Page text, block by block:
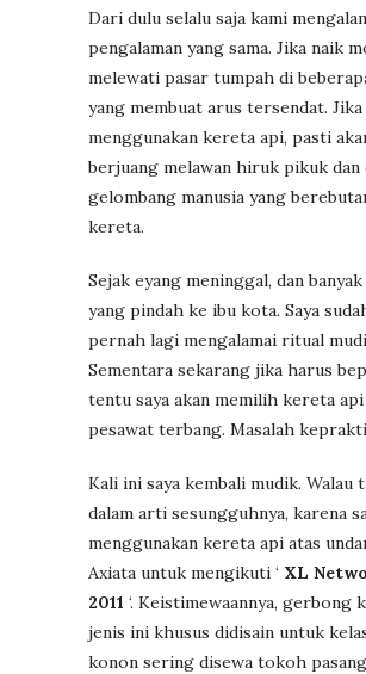
Dari dulu selalu saja kami
pengalaman yang sama. Jika naik
melewati pasar tumpah di
yang membuat arus tersendat. Jika
menggunakan kereta api, pasti
berjuang melawan hiruk pikuk dan
gelombang manusia yang
kereta.
Sejak eyang meninggal, dan
yang pindah ke ibu kota. Saya
pernah lagi mengalamai ritual
Sementara sekarang jika harus
tentu saya akan memilih kereta
pesawat terbang. Masalah
Kali ini saya kembali mudik. Walau
dalam arti sesungguhnya, karena
menggunakan kereta api atas
Axiata untuk mengikuti ‘ XL
2011 ‘. Keistimewaannya, gerbong
jenis ini khusus didisain untuk
konon sering disewa tokoh